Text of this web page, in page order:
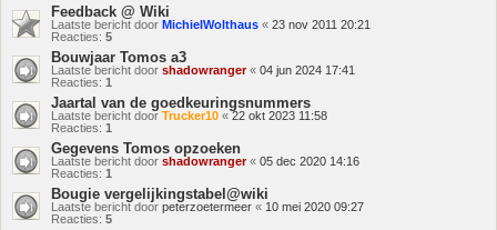
Feedback @ Wiki
Laatste bericht door MichielWolthaus « 23 nov 2011 20:21
Reacties: 5
Bouwjaar Tomos a3
Laatste bericht door shadowranger« 04 jun 2024 17:41
Reacties: 1
Jaartal van de goedkeuringsnummers
Laatste bericht door Trucker10 « 22 okt 2023 11:58
Reacties: 1
Gegevens Tomos opzoeken
Laatste bericht door shadowranger« 05 dec 2020 14:16
Reacties: 1
Bougie vergelijkingstabel@wiki
Laatste bericht door peterzoetermeer « 10 mei 2020 09:27
Reacties: 5